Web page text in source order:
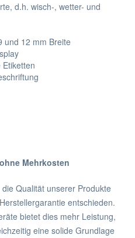
d.h. wisch-, wetter- und
und 12 mm Breite
Mehrkosten
Qualität unserer Produkte
entschieden.
bietet dies mehr Leistung,
eine solide Grundlage